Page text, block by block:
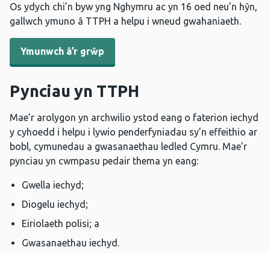
Os ydych chi’n byw yng Nghymru ac yn 16 oed neu’n hŷn,
gallwch ymuno â TTPH a helpu i wneud gwahaniaeth.
Ymunwch â’r grŵp
Pynciau yn TTPH
Mae’r arolygon yn archwilio ystod eang o faterion iechyd
y cyhoedd i helpu i lywio penderfyniadau sy’n effeithio ar
bobl, cymunedau a gwasanaethau ledled Cymru. Mae’r
pynciau yn cwmpasu pedair thema yn eang:
Gwella iechyd;
Diogelu iechyd;
Eiriolaeth polisi; a
Gwasanaethau iechyd.